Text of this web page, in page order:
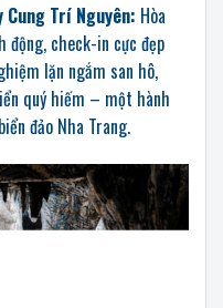
Cung Trí Nguyên: Hòa
động, check-in cực đẹp
lặn ngắm san hô,
quý hiếm – một hành
đảo Nha Trang.